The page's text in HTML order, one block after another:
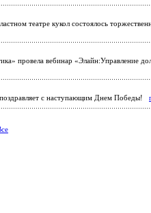
театре кукол состоялось
провела вебинар «Элайн:Управление
с наступающим Днем Победы!